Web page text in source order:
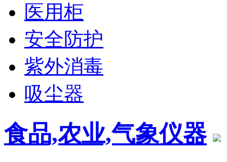
医用柜
安全防护
紫外消毒
吸尘器
食品,农业,气象仪器